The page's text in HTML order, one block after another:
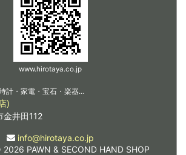
www.hirotaya.co.jp
計・家電・宝石・楽器…
)
金井田112
info@hirotaya.co.jp
PAWN & SECOND HAND SHOP